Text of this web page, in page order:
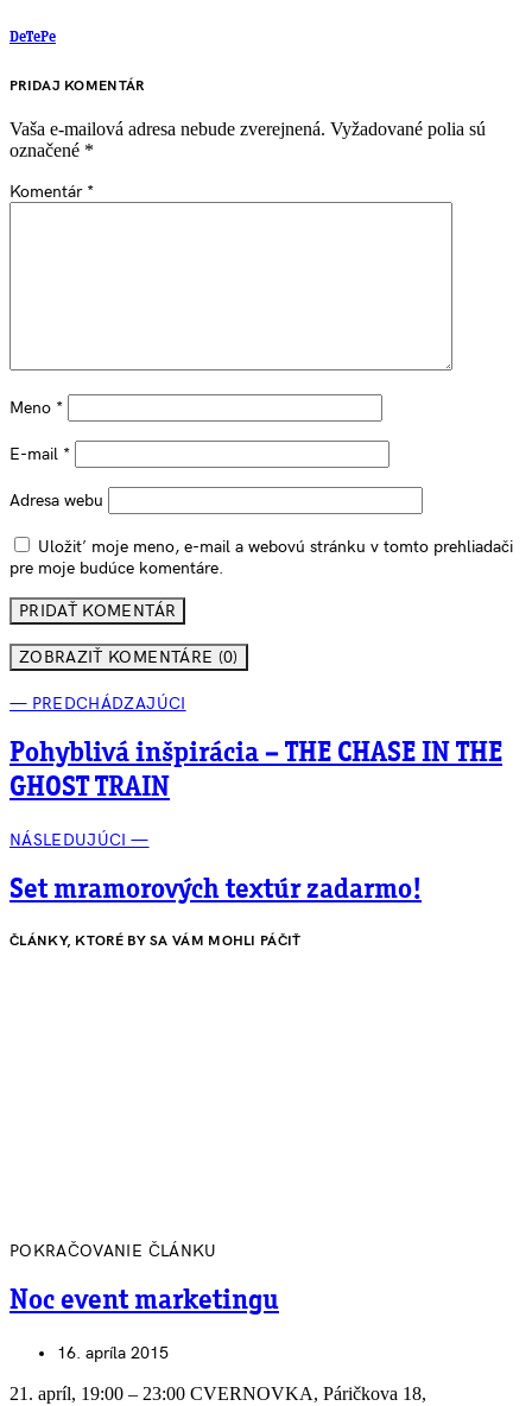
DeTePe
PRIDAJ KOMENTÁR
Vaša e-mailová adresa nebude zverejnená. Vyžadované polia sú
označené *
Komentár *
Meno *
E-mail *
Adresa webu
Uložiť moje meno, e-mail a webovú stránku v tomto prehliadači
pre moje budúce komentáre.
ZOBRAZIŤ KOMENTÁRE (0)
— PREDCHÁDZAJÚCI
Pohyblivá inšpirácia – THE CHASE IN THE
GHOST TRAIN
NÁSLEDUJÚCI —
Set mramorových textúr zadarmo!
ČLÁNKY, KTORÉ BY SA VÁM MOHLI PÁČIŤ
POKRAČOVANIE ČLÁNKU
Noc event marketingu
16. apríla 2015
21. apríl, 19:00 – 23:00 CVERNOVKA, Páričkova 18,